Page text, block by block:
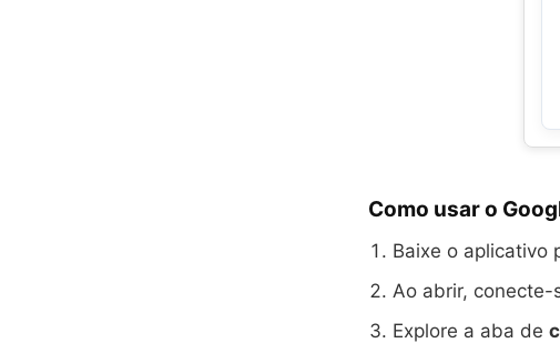
Como usar o
Baixe o aplicativo
Ao abrir, conecte-
Explore a aba de